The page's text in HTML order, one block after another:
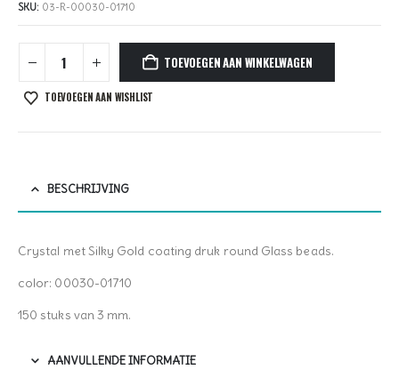
SKU: 03-R-00030-01710
TOEVOEGEN AAN WINKELWAGEN
TOEVOEGEN AAN WISHLIST
BESCHRIJVING
Crystal met Silky Gold coating druk round Glass beads.
color: 00030-01710
150 stuks van 3 mm.
AANVULLENDE INFORMATIE